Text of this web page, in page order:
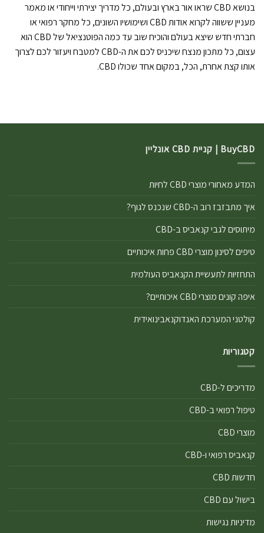
בנושא CBD שראו אור בארץ ובעולם, כל מדריך יצירתי וייחודי או מאמר
מעניין ששווה לקרוא אודות CBD ושימושיו השונים, כל מחקר רפואי או
חברתי חדש שיצא בעולם והוכיח שוב עד כמה הפוטנציאל של CBD הוא
עצום, כל מתכון מנצח שיכניס לכם את ה-CBD למטבח ויעזור לכם לצרוך
אותו קצת אחרת, הכל, במקום אחד שכולו CBD.
BuyCBD | קניית CBD אונליין
המדע מאחורי מוצרי CBD לחיות
איך מתבזבז רוב ה-CBD שנכנס לגוף?
מיתוסים לגבי קנאביס ב-CBD
טיפים לסינון מוצרי CBD פחות איכותיים
התחזיות לתעשיית הקנאביס העולמית
איפה קונים מוצרי CBD איכותיים?
קולטני המערכת האנדוקנאבינואידית
קטגוריות
מדריכים ל-CBD
טיפול רפואי ב-CBD
מוצרי CBD
קנאביס רפואי ו-CBD
חדשות CBD
בישול עם CBD
מדיניות נגישות